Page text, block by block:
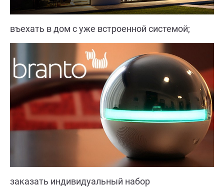
въехать в дом с уже встроенной системой;
заказать индивидуальный набор